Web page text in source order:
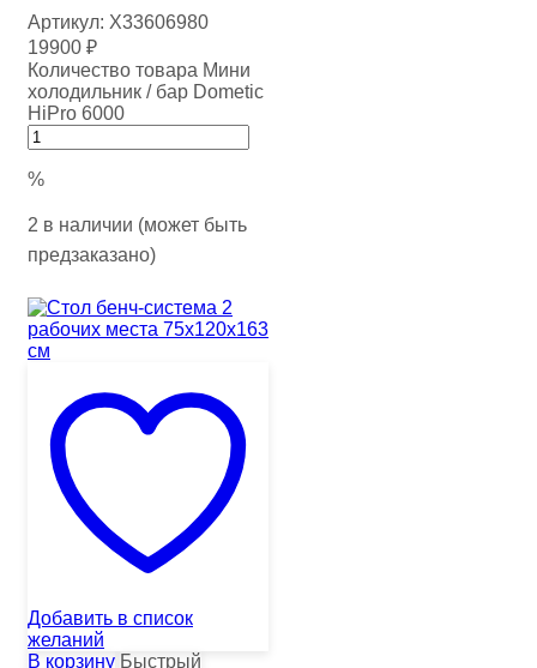
Артикул: Х33606980
19900 ₽
Количество товара Мини
холодильник / бар Dometic
HiPro 6000
%
2 в наличии (может быть
предзаказано)
Добавить в список
желаний
В корзину Быстрый